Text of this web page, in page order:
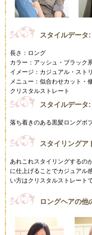
スタイルデータ:
長さ：ロング
カラー：アッシュ・ブラック
イメージ：カジュアル・スト
メニュー：似合わせカット・
クリスタルストレート
スタイルデータ:
落ち着きのある黒髪ロングボ
スタイリングア
あれこれスタイリングするの
に仕上げることでカジュアル
い方はクリスタルストレート
ロングヘアの他